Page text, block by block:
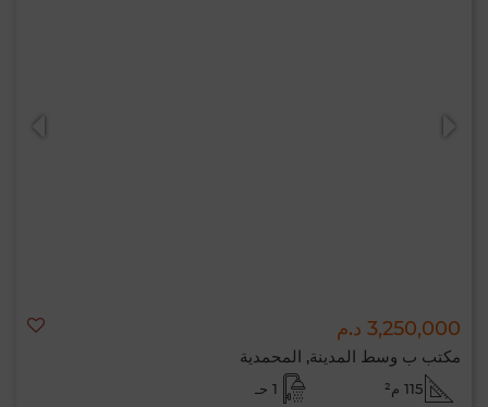
3,250,000 د.م
مكتب ب وسط المدينة, المحمدية
115 م² 1 حـ